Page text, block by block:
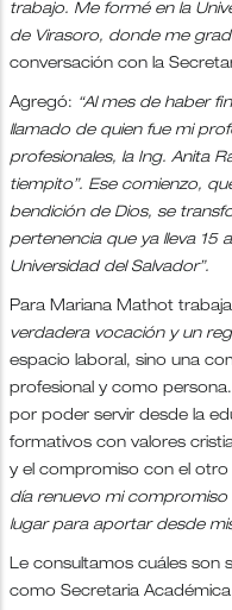
trabajo. Me formé en la
de Virasoro, donde me
conversación con la
Agregó: “Al mes de haber
llamado de quien fue mi
profesionales, la Ing. Anita
tiempito”. Ese comienzo,
bendición de Dios, se
pertenencia que ya lleva 15
Universidad del Salvador”.
Para Mariana Mathot
verdadera vocación y un
espacio laboral, sino una
profesional y como
por poder servir desde la
formativos con valores
y el compromiso con el otro
día renuevo mi
lugar para aportar desde
Le consultamos cuáles son
como Secretaria